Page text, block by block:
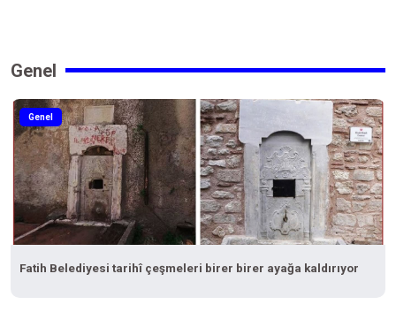
Genel
Genel
Fatih Belediyesi tarihî çeşmeleri birer birer ayağa kaldırıyor